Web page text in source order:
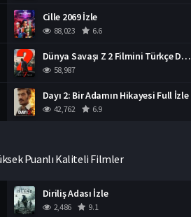
Cille 2069 İzle
88,023 6.6
Dünya Savaşı Z 2 Filmini Türkçe Dublaj İzle
58,987
Dayı 2: Bir Adamın Hikayesi Full İzle
42,762 6.9
Puanlı Kaliteli Filmler
Diriliş Adası İzle
2,486 9.1